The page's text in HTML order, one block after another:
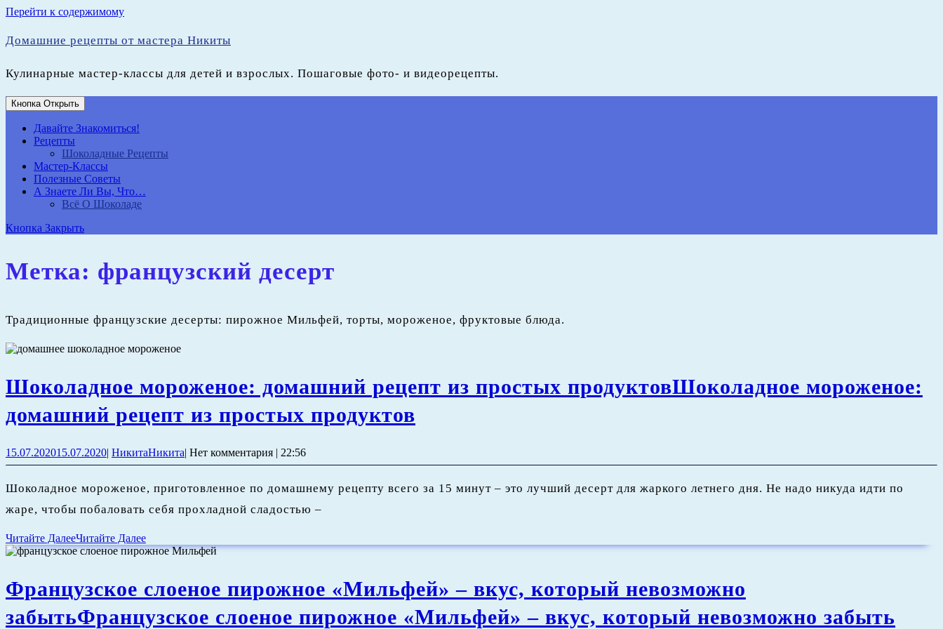
Перейти к содержимому
Домашние рецепты от мастера Никиты
Кулинарные мастер-классы для детей и взрослых. Пошаговые фото- и видеорецепты.
Кнопка Открыть
Давайте Знакомиться!
Рецепты
Шоколадные Рецепты
Мастер-Классы
Полезные Советы
А Знаете Ли Вы, Что…
Всё О Шоколаде
Кнопка Закрыть
Метка: французский десерт
Традиционные французские десерты: пирожное Мильфей, торты, мороженое, фруктовые блюда.
Шоколадное мороженое: домашний рецепт из простых продуктовШоколадное мороженое:
домашний рецепт из простых продуктов
15.07.202015.07.2020| НикитаНикита| Нет комментария | 22:56
Шоколадное мороженое, приготовленное по домашнему рецепту всего за 15 минут – это лучший десерт для жаркого летнего дня. Не надо никуда идти по
жаре, чтобы побаловать себя прохладной сладостью –
Читайте ДалееЧитайте Далее
Французское слоеное пирожное «Мильфей» – вкус, который невозможно
забытьФранцузское слоеное пирожное «Мильфей» – вкус, который невозможно забыть